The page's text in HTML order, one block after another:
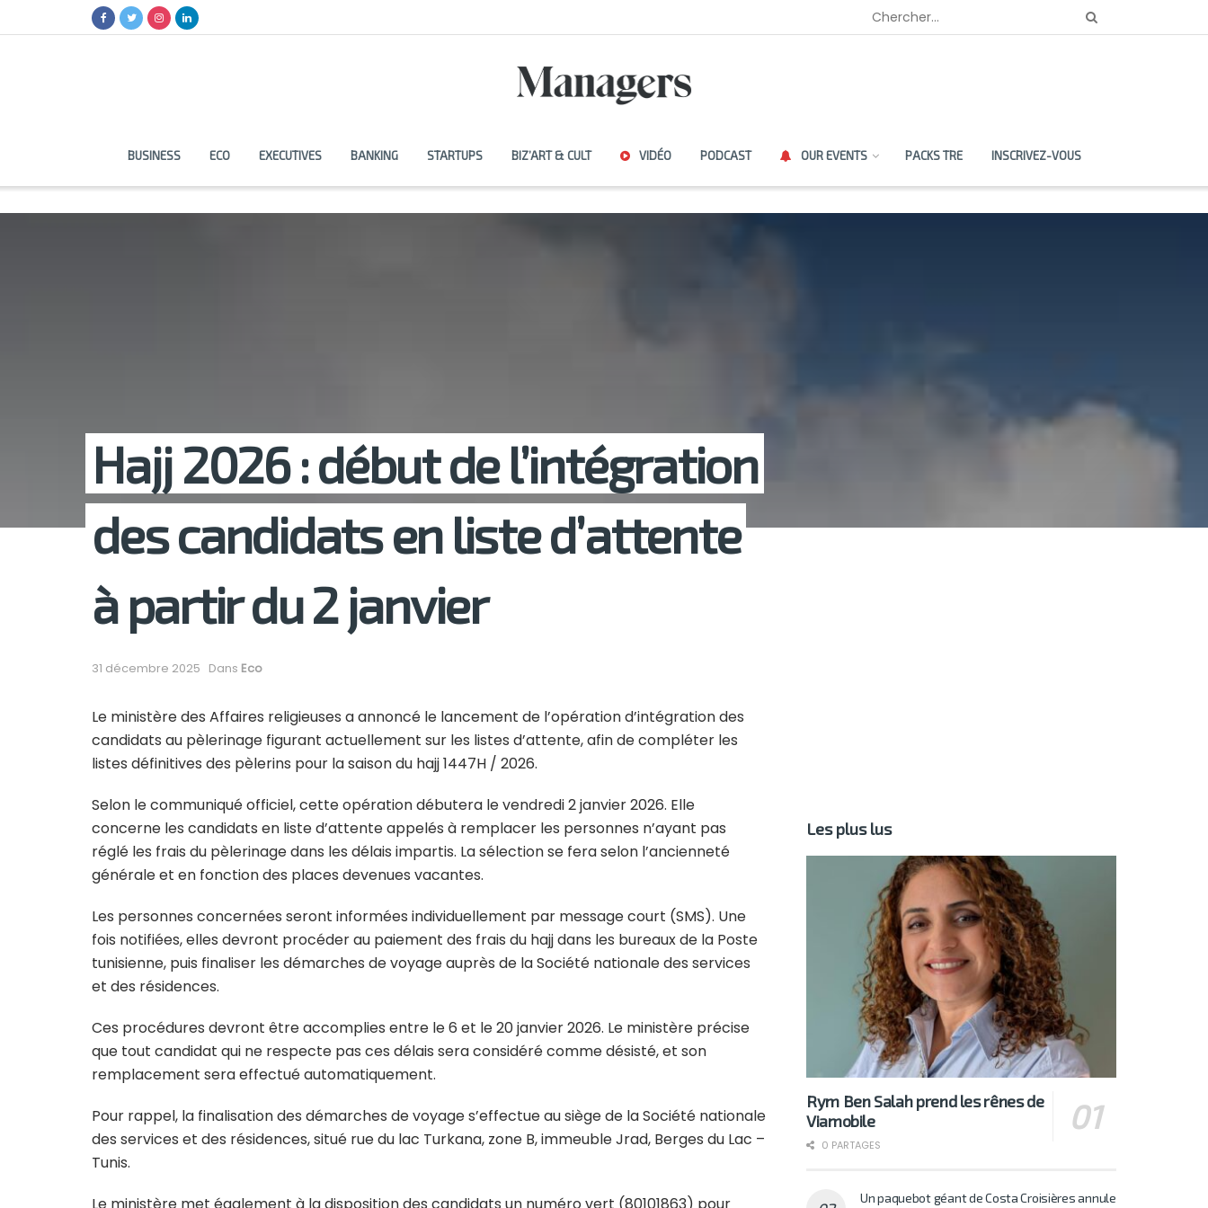
BUSINESS ECO EXECUTIVES BANKING STARTUPS BIZ’ART & CULT VIDÉO PODCAST OUR EVENTS PACKS TRE INSCRIVEZ-VOUS
Hajj 2026 : début de l’intégration
des candidats en liste d’attente
à partir du 2 janvier
31 décembre 2025 Dans Eco
Le ministère des Affaires religieuses a annoncé le lancement de l’opération d’intégration des
candidats au pèlerinage figurant actuellement sur les listes d’attente, afin de compléter les
listes définitives des pèlerins pour la saison du hajj 1447H / 2026.
Selon le communiqué officiel, cette opération débutera le vendredi 2 janvier 2026. Elle
concerne les candidats en liste d’attente appelés à remplacer les personnes n’ayant pas
réglé les frais du pèlerinage dans les délais impartis. La sélection se fera selon l’ancienneté
générale et en fonction des places devenues vacantes.
Les personnes concernées seront informées individuellement par message court (SMS). Une
fois notifiées, elles devront procéder au paiement des frais du hajj dans les bureaux de la Poste
tunisienne, puis finaliser les démarches de voyage auprès de la Société nationale des services
et des résidences.
Ces procédures devront être accomplies entre le 6 et le 20 janvier 2026. Le ministère précise
que tout candidat qui ne respecte pas ces délais sera considéré comme désisté, et son
remplacement sera effectué automatiquement.
Pour rappel, la finalisation des démarches de voyage s’effectue au siège de la Société nationale
des services et des résidences, situé rue du lac Turkana, zone B, immeuble Jrad, Berges du Lac –
Tunis.
Les plus lus
Rym Ben Salah prend les rênes de
Viamobile
0 PARTAGES
Un paquebot géant de Costa Croisières annule